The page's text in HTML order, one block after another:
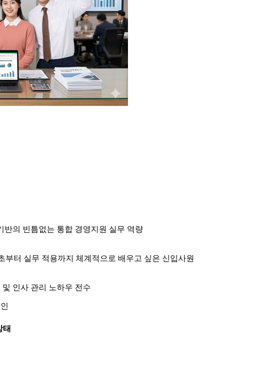
반의 빈틈없는 통합 경영지원 실무 역량
부터 실무 적용까지 체계적으로 배우고 싶은 신입사원
및 인사 관리 노하우 전수
태